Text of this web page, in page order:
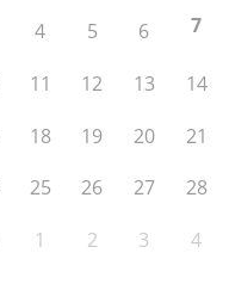
4 5 6 7
11 12 13 14
18 19 20 21
25 26 27 28
1 2 3 4